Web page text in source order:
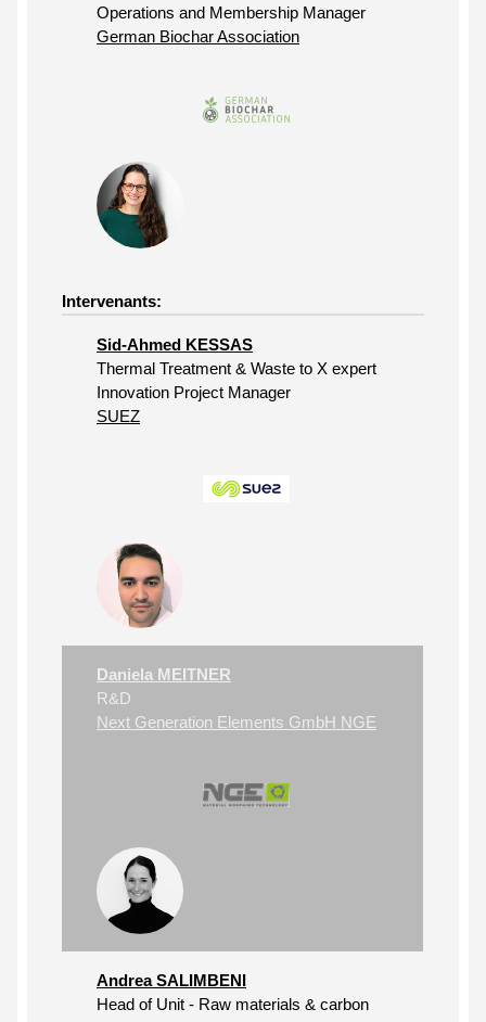
Operations and Membership Manager
German Biochar Association
Intervenants:
Sid-Ahmed KESSAS
Thermal Treatment & Waste to X expert
Innovation Project Manager
SUEZ
Daniela MEITNER
R&D
Next Generation Elements GmbH NGE
Andrea SALIMBENI
Head of Unit - Raw materials & carbon